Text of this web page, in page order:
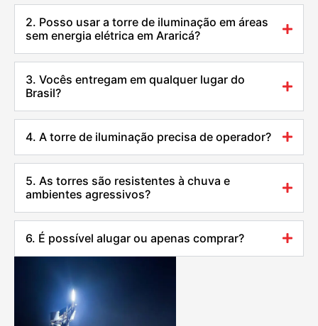
2. Posso usar a torre de iluminação em áreas
sem energia elétrica em Araricá?
3. Vocês entregam em qualquer lugar do
Brasil?
4. A torre de iluminação precisa de operador?
5. As torres são resistentes à chuva e
ambientes agressivos?
6. É possível alugar ou apenas comprar?